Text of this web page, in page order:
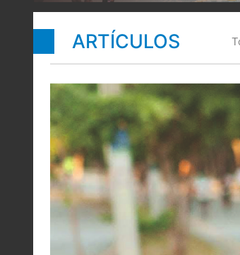
ARTÍCULOS